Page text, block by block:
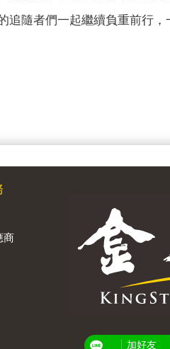
追隨者們一起繼續負重前行
商
加好友